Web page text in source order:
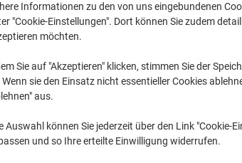
Zu
Informationen zu den von uns eingebundenen
"Cookie-Einstellungen". Dort können Sie zudem
möchten.
Sie auf "Akzeptieren" klicken, stimmen Sie der
Wenn sie den Einsatz nicht essentieller Cookies
aus.
Auswahl können Sie jederzeit über den Link "Cookie-
und so Ihre erteilte Einwilligung widerrufen.